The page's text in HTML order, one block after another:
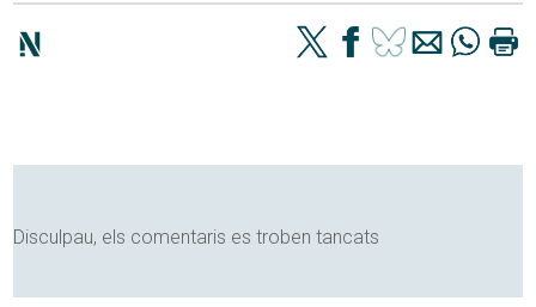
Disculpau, els comentaris es troben tancats